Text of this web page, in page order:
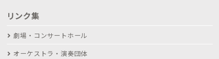
リンク集
劇場・コンサートホール
オーケストラ・演奏団体